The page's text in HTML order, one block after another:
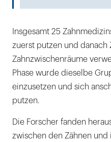
Insgesamt 25
zuerst putzen und danach
Zahnzwischenräume
Phase wurde dieselbe
einzusetzen und sich
putzen.
Die Forscher fanden
zwischen den Zähnen